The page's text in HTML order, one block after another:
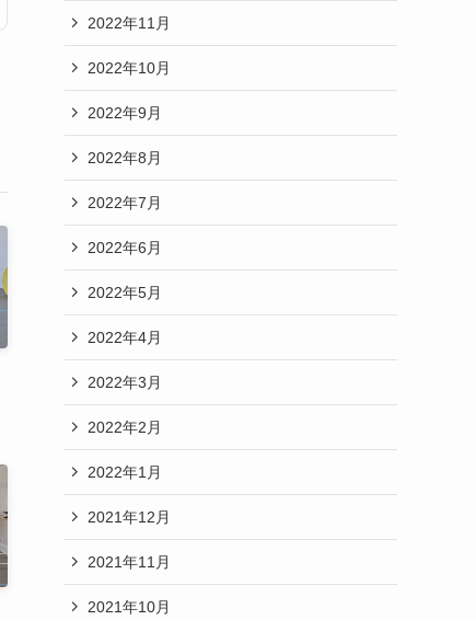
2022年11月
2022年10月
2022年9月
2022年8月
2022年7月
2022年6月
2022年5月
2022年4月
2022年3月
2022年2月
2022年1月
2021年12月
2021年11月
2021年10月